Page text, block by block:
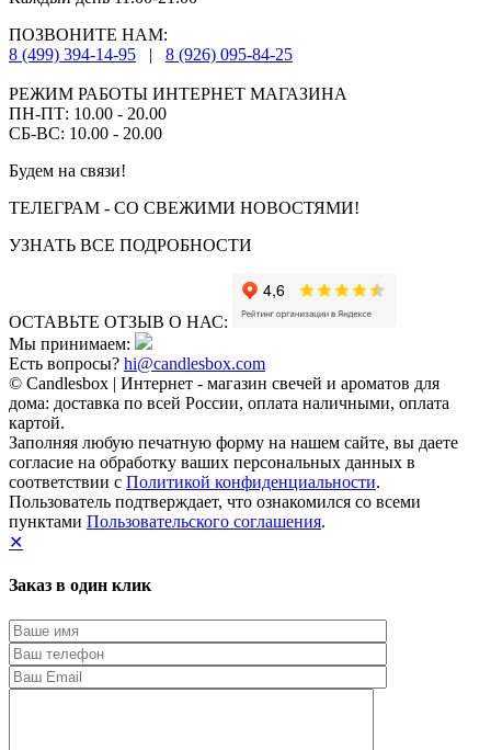
ПОЗВОНИТЕ НАМ:
8 (499) 394-14-95
| 8 (926) 095-84-25
РЕЖИМ РАБОТЫ ИНТЕРНЕТ МАГАЗИНА
ПН-ПТ: 10.00 - 20.00
СБ-ВС: 10.00 - 20.00
Будем на связи!
ТЕЛЕГРАМ - СО СВЕЖИМИ НОВОСТЯМИ!
УЗНАТЬ ВСЕ ПОДРОБНОСТИ
ОСТАВЬТЕ ОТЗЫВ О НАС:
Мы принимаем:
Есть вопросы? hi@candlesbox.com
© Candlesbox | Интернет - магазин свечей и ароматов для
дома: доставка по всей России, оплата наличными, оплата
картой.
Заполняя любую печатную форму на нашем сайте, вы даете
согласие на обработку ваших персональных данных в
соответствии с Политикой конфиденциальности.
Пользователь подтверждает, что ознакомился со всеми
пунктами Пользовательского соглашения.
✕
Заказ в один клик